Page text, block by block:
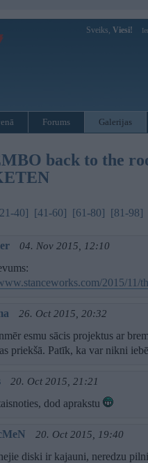
Sveiks, Viesi!
Forums Galerijas
back to the
40] [41-60] [61-80] [81-98]
04. Nov 2015, 12:10
2015/11/
26. Oct 2015, 20:32
esmu sācis projektus ar
priekšā. Patīk, ka var nikni
20. Oct 2015, 21:21
dod aprakstu
20. Oct 2015, 19:40
diski ir kajauni, neredzu